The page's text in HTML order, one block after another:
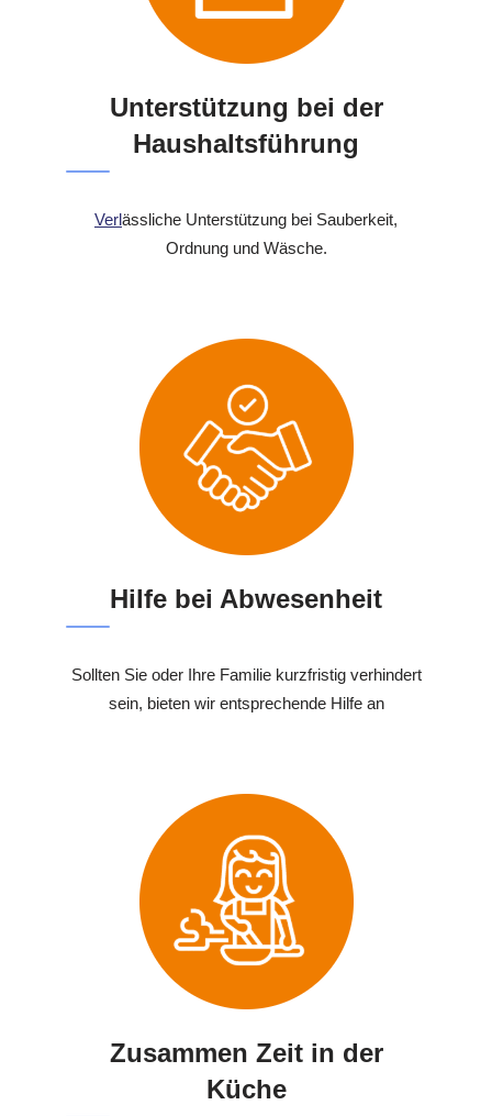
Unterstützung bei der
Haushaltsführung
Verlässliche Unterstützung bei Sauberkeit,
Ordnung und Wäsche.
Hilfe bei Abwesenheit
Sollten Sie oder Ihre Familie kurzfristig verhindert
sein, bieten wir entsprechende Hilfe an
Zusammen Zeit in der
Küche